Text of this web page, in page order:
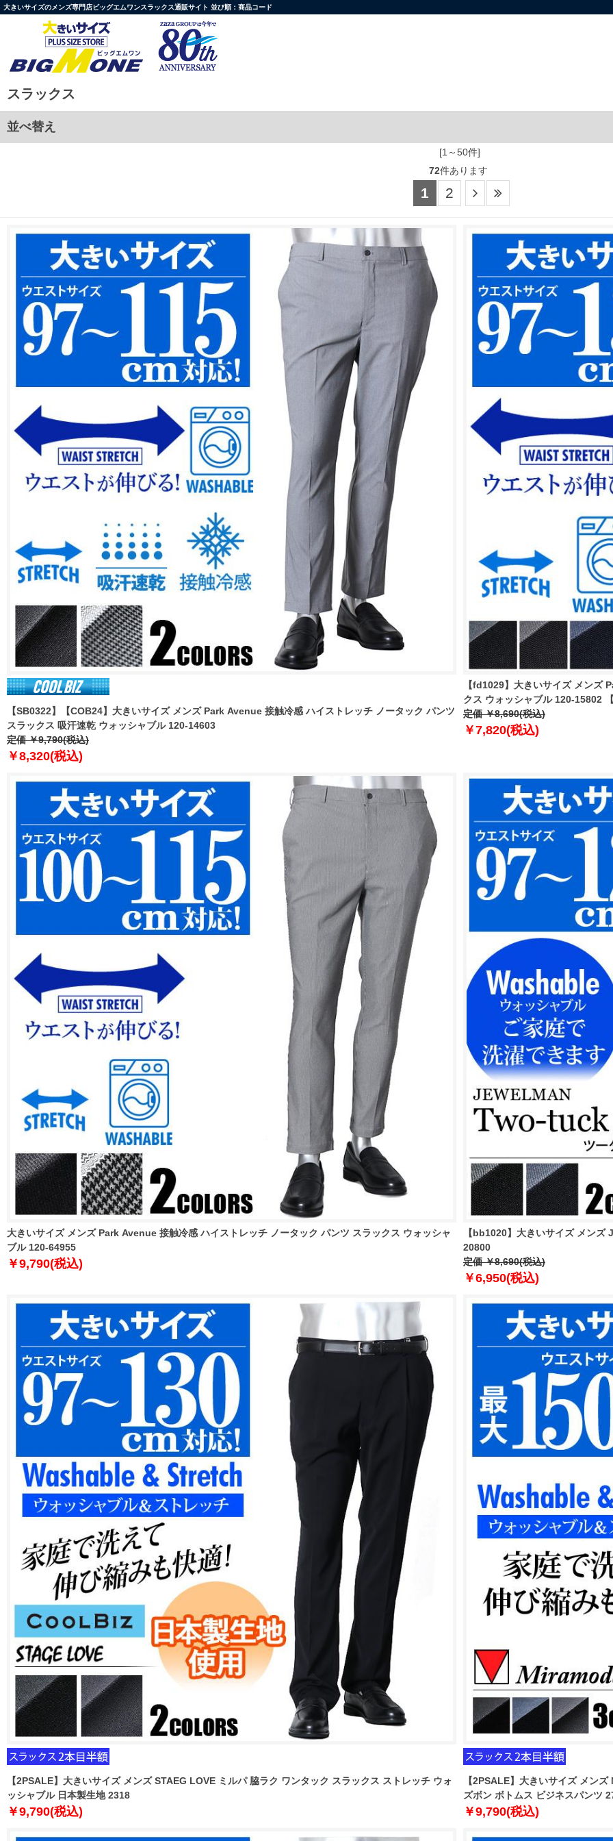
大きいサイズのメンズ専門店ビッグエムワンスラックス通販サイト 並び順：商品コード
スラックス
並べ替え
[1～50件]
72件あります
1 2
【SB0322】【COB24】大きいサイズ メンズ Park Avenue 接触冷感 ハイストレッチ ノータック パンツ
スラックス 吸汗速乾 ウォッシャブル 120-14603
定価 ￥9,790(税込)
￥8,320(税込)
【fd1029】大きいサイズ メンズ
クス ウォッシャブル 120-15802
定価 ￥8,690(税込)
￥7,820(税込)
大きいサイズ メンズ Park Avenue 接触冷感 ハイストレッチ ノータック パンツ スラックス ウォッシャ
ブル 120-64955
￥9,790(税込)
【bb1020】大きいサイズ メン
20800
定価 ￥8,690(税込)
￥6,950(税込)
【2PSALE】大きいサイズ メンズ STAEG LOVE ミルパ 脇ラク ワンタック スラックス ストレッチ ウォ
ッシャブル 日本製生地 2318
￥9,790(税込)
【2PSALE】大きいサイズ メン
ズボン ボトムス ビジネスパンツ
￥9,790(税込)